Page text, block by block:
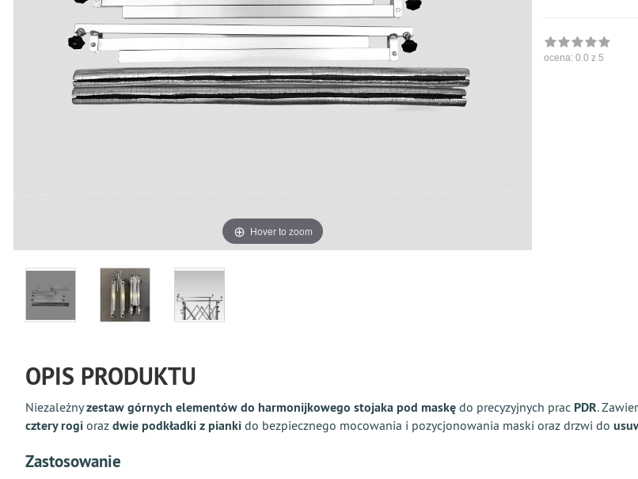
Hover to zoom
ocena: 0.0 z 5
OPIS PRODUKTU
Niezależnyzestaw górnych elementów do harmonijkowego stojaka pod maskę do precyzyjnych prac PDR.
cztery rogi oraz dwie podkładki z pianki do bezpiecznego mocowania i pozycjonowania maski oraz drzwi do
Zastosowanie